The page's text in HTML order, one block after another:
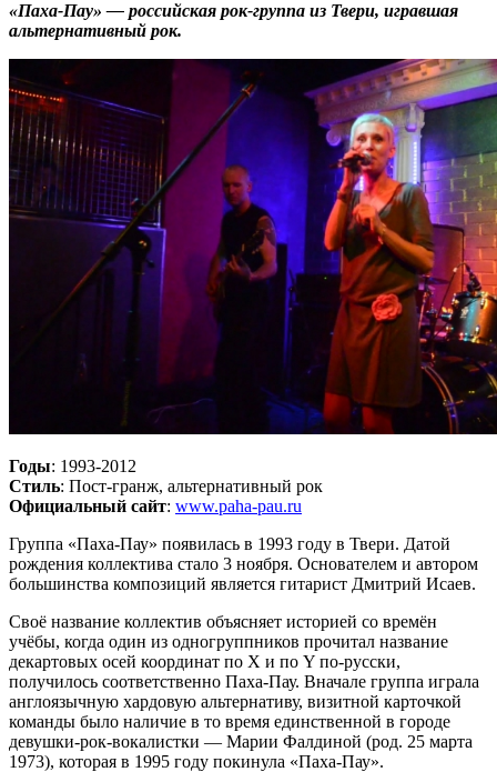
«Паха-Пау» — российская рок-группа из Твери, игравшая
альтернативный рок.
Годы: 1993-2012
Стиль: Пост-гранж, альтернативный рок
Официальный сайт: www.paha-pau.ru
Группа «Паха-Пау» появилась в 1993 году в Твери. Датой
рождения коллектива стало 3 ноября. Основателем и автором
большинства композиций является гитарист Дмитрий Исаев.
Своё название коллектив объясняет историей со времён
учёбы, когда один из одногруппников прочитал название
декартовых осей координат по X и по Y по-русски,
получилось соответственно Паха-Пау. Вначале группа играла
англоязычную хардовую альтернативу, визитной карточкой
команды было наличие в то время единственной в городе
девушки-рок-вокалистки — Марии Фалдиной (род. 25 марта
1973), которая в 1995 году покинула «Паха-Пау».